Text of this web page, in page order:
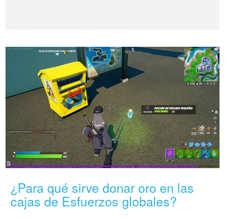
¿Para qué sirve donar oro en las
cajas de Esfuerzos globales?